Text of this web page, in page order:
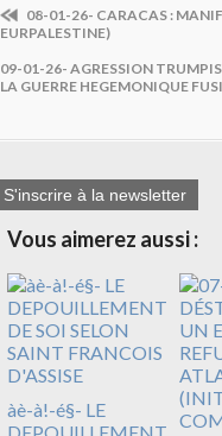
08-01-26- CARACAS :
EURPALESTINE)
09-01-26- AGRESSION
LA GUERRE HEGEMONIQUE
S'inscrire à la newsletter
Vous aimerez aussi :
àè-à!-é§- LE
DEPOUILLEMENT